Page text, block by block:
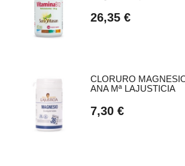
26,35 €
CLORURO
ANA Mª LAJUSTICIA
7,30 €